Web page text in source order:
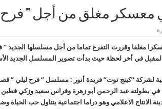
معسكر مغلق من أجل ” فرح
مغلقا وقررت التفرغ تماما من أجل مسلسلها الجديد ”
في أخر لحظة حيث بدأت تصوير المسلسل الجديد
لشركة “كينج توت” فريدة أنور : مسلسل ” فرح ليلي ” قصة
بطولته عبد الرحمن أبو زهرة وفراس سعيد وزكي فطين
الانتاج الاعلامي وهو دراما اجتماعية يتناول حب الحياة